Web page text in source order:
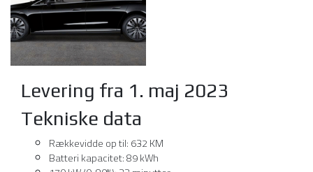
Levering fra 1. maj 2023
Tekniske data
Rækkevidde op til: 632 KM
Batteri kapacitet: 89 kWh